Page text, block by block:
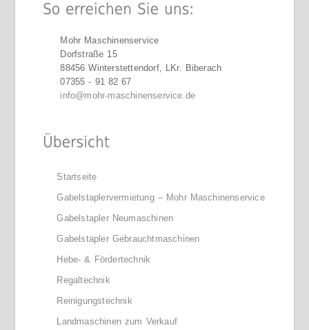
Mohr Maschinenservice
Dorfstraße 15
88456 Winterstettendorf, LKr. Biberach
07355 - 91 82 67
info@mohr-maschinenservice.de
Startseite
Gabelstaplervermietung – Mohr Maschinenservice
Gabelstapler Neumaschinen
Gabelstapler Gebrauchtmaschinen
Hebe- & Fördertechnik
Regaltechnik
Reinigungstechnik
Landmaschinen zum Verkauf